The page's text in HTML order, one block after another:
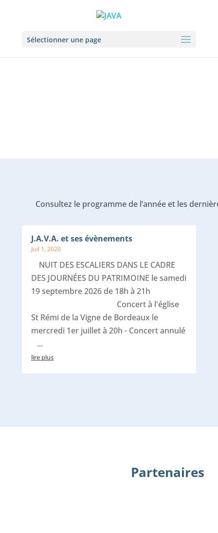
Sélectionner une page
Consultez le programme de l’année et les
J.A.V.A. et ses évènements
Juil 1, 2020
NUIT DES ESCALIERS DANS LE CADRE
DES JOURNÉES DU PATRIMOINE le samedi
19 septembre 2026 de 18h à 21h
Concert à l'église
St Rémi de la Vigne de Bordeaux le
mercredi 1er juillet à 20h - Concert annulé
...
lire plus
Partenaires